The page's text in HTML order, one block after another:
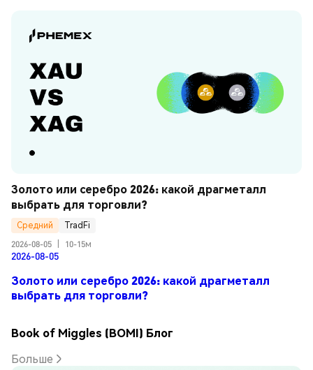
Золото или серебро 2026: какой драгметалл
выбрать для торговли?
Средний
TradFi
2026-08-05
10-15м
2026-08-05
Золото или серебро 2026: какой драгметалл
выбрать для торговли?
Book of Miggles (BOMI) Блог
Больше